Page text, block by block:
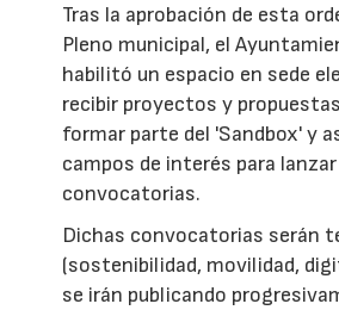
Tras la aprobación de esta
Pleno municipal, el
habilitó un espacio en sede
recibir proyectos y
formar parte del 'Sandbox' y
campos de interés para
convocatorias.
Dichas convocatorias serán
(sostenibilidad, movilidad,
se irán publicando